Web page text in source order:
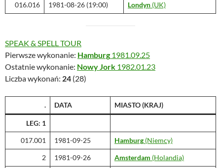
016.016 1981-08-26 (19:00) Londyn (UK)
SPEAK & SPELL TOUR
Pierwsze wykonanie: Hamburg 1981.09.25
Ostatnie wykonanie: Nowy Jork 1982.01.23
Liczba wykonań: 24 (28)
. DATA MIASTO(KRAJ)
LEG: 1
017.001 1981-09-25 Hamburg (Niemcy)
2 1981-09-26 Amsterdam (Holandia)